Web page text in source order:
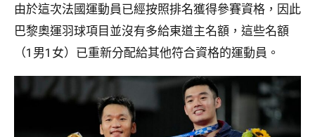
由於這次法國運動員已經按照排名獲得參賽資格，因此
巴黎奧運羽球項目並沒有多給東道主名額，這些名額
（1男1女）已重新分配給其他符合資格的運動員。